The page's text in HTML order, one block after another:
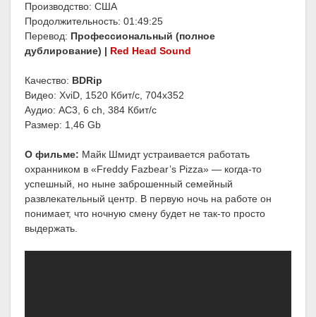
Производство: США
Продолжительность: 01:49:25
Перевод: Профессиональный (полное
дублирование) | Red Head Sound
Качество: BDRip
Видео: XviD, 1520 Кбит/с, 704x352
Аудио: AC3, 6 ch, 384 Кбит/с
Размер: 1,46 Gb
О фильме: Майк Шмидт устраивается работать
охранником в «Freddy Fazbear’s Pizza» — когда-то
успешный, но ныне заброшенный семейный
развлекательный центр. В первую ночь на работе он
понимает, что ночную смену будет не так-то просто
выдержать.